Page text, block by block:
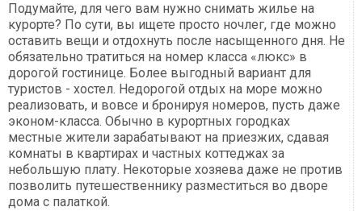
Подумайте, для чего вам нужно снимать жилье на
курорте? По сути, вы ищете просто ночлег, где можно
оставить вещи и отдохнуть после насыщенного дня. Не
обязательно тратиться на номер класса «люкс» в
дорогой гостинице. Более выгодный вариант для
туристов - хостел. Недорогой отдых на море можно
реализовать, и вовсе и бронируя номеров, пусть даже
эконом-класса. Обычно в курортных городках
местные жители зарабатывают на приезжих, сдавая
комнаты в квартирах и частных коттеджах за
небольшую плату. Некоторые хозяева даже не против
позволить путешественнику разместиться во дворе
дома с палаткой.